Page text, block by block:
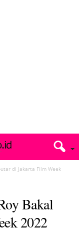
di Jakarta Film Week
Bakal
2022